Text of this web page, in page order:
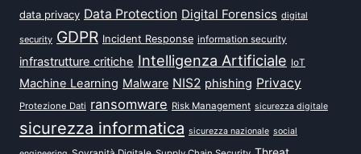
data privacy Data Protection Digital Forensics digital
security GDPR Incident Response information security
infrastrutture critiche Intelligenza Artificiale IoT
Machine Learning Malware NIS2 phishing Privacy
Protezione Dati ransomware Risk Management sicurezza digitale
sicurezza informatica sicurezza nazionale social